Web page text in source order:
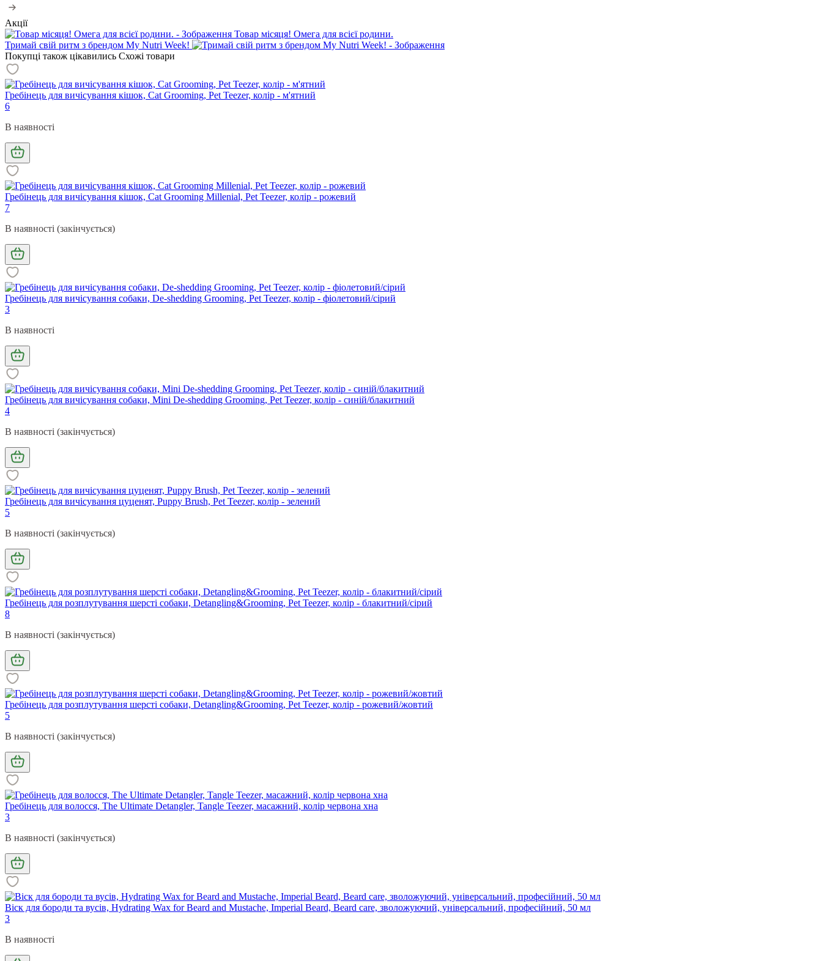
Акції
Товар місяця! Омега для всієї родини.
Тримай свій ритм з брендом My Nutri Week!
Покупці також цікавились Схожі товари
Гребінець для вичісування кішок, Cat Grooming, Pet Teezer, колір - м'ятний
6
В наявності
Гребінець для вичісування кішок, Cat Grooming Millenial, Pet Teezer, колір - рожевий
7
В наявності (закінчується)
Гребінець для вичісування собаки, De-shedding Grooming, Pet Teezer, колір - фіолетовий/сірий
3
В наявності
Гребінець для вичісування собаки, Mini De-shedding Grooming, Pet Teezer, колір - синій/блакитний
4
В наявності (закінчується)
Гребінець для вичісування цуценят, Puppy Brush, Pet Teezer, колір - зелений
5
В наявності (закінчується)
Гребінець для розплутування шерсті собаки, Detangling&Grooming, Pet Teezer, колір - блакитний/сірий
8
В наявності (закінчується)
Гребінець для розплутування шерсті собаки, Detangling&Grooming, Pet Teezer, колір - рожевий/жовтий
5
В наявності (закінчується)
Гребінець для волосся, The Ultimate Detangler, Tangle Teezer, масажний, колір червона хна
3
В наявності (закінчується)
Віск для бороди та вусів, Hydrating Wax for Beard and Mustache, Imperial Beard, Beard care, зволожуючий, універсальний, професійний, 50 мл
3
В наявності